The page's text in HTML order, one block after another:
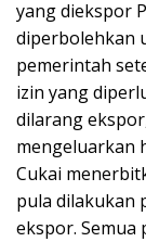
yang diekspor
diperbolehkan
pemerintah
izin yang
dilarang
mengeluarkan
Cukai
pula dilakukan
ekspor. Semua